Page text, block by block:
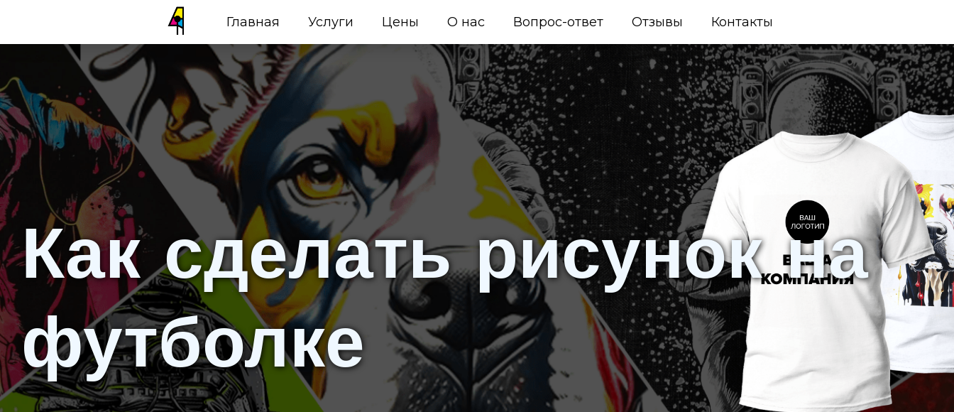
Главная Услуги Цены О нас Вопрос-ответ Отзывы Контакты
Как сделать рисунок на
футболке